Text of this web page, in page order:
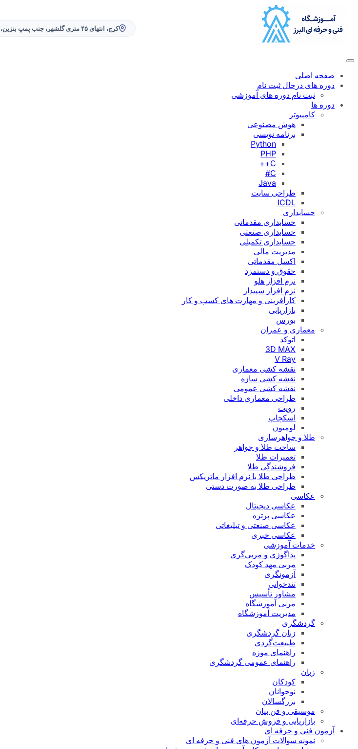
محتوا
کرج، انتهای ۴۵ متری گلشهر، جنب پمپ بنزین، خیابان حاتمی، پلاک ۳۵
صفحه اصلی
دوره های درحال ثبت نام
ثبت نام دوره های آموزشی
دوره ها
کامپیوتر
هوش مصنوعی
برنامه نویسی
Python
PHP
C++
C#
Java
طراحی سایت
ICDL
حسابداری
حسابداری مقدماتی
حسابداری صنعتی
حسابداری تکمیلی
مدیریت مالی
اکسل مقدماتی
حقوق و دستمزد
نرم افزار هلو
نرم افزار سپیدار
کارآفرینی و مهارت های کسب و کار
بازاریابی
بورس
معماری و عمران
اتوکد
3D MAX
V Ray
نقشه کشی معماری
نقشه کشی سازه
نقشه کشی عمومی
طراحی معماری داخلی
رویت
اسکچاپ
لومیون
طلا و جواهرسازی
ساخت طلا و جواهر
تعمیرات طلا
فروشندگی طلا
طراحی طلا با نرم افزار ماتریکس
طراحی طلا به صورت دستی
عکاسی
عکاسی دیجیتال
عکاسی پرتره
عکاسی صنعتی و تبلیغاتی
عکاسی خبری
خدمات آموزشی
پداگوژی و مربی‌گری
مربی مهد کودک
آزمونگری
تندخوانی
مشاور تأسیس
مربی آموزشگاه
مدیریت آموزشگاه
گردشگری
زبان گردشگری
طبیعت‌گردی
راهنمای موزه
راهنمای عمومی گردشگری
زبان
کودکان
نوجوانان
بزرگسالان
موسیقی و فن بیان
بازاریابی و فروش حرفه‌ای
آزمون فنی و حرفه ای
نمونه سوالات آزمون های فنی و حرفه ای